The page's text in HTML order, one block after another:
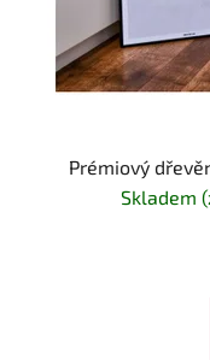
Prémiový
Skladem